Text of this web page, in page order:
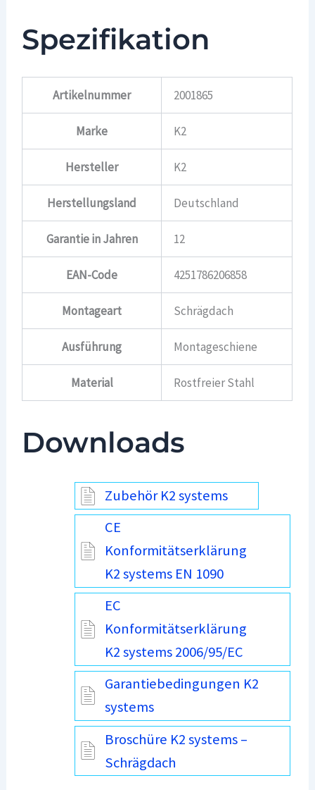
Spezifikation
Artikelnummer 2001865
Marke K2
Hersteller K2
Herstellungsland Deutschland
Garantie in Jahren 12
EAN-Code 4251786206858
Montageart Schrägdach
Ausführung Montageschiene
Material Rostfreier Stahl
Downloads
Zubehör K2 systems
CE
Konformitätserklärung
K2 systems EN 1090
EC
Konformitätserklärung
K2 systems 2006/95/EC
Garantiebedingungen K2
systems
Broschüre K2 systems –
Schrägdach